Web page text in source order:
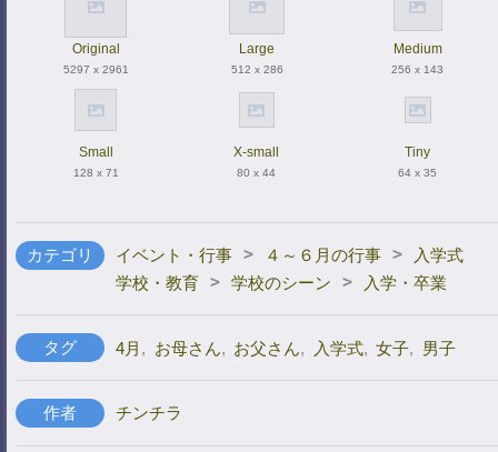
Original
5297 x 2961
Large
512 x 286
Medium
256 x 143
Small
128 x 71
X-small
80 x 44
Tiny
64 x 35
カテゴリ イベント・行事 > ４～６月の行事 >
入学式
学校・教育 > 学校のシーン > 入学・卒業
タグ 4月 , お母さん, お父さん, 入学式, 女子, 男子
作者 チンチラ